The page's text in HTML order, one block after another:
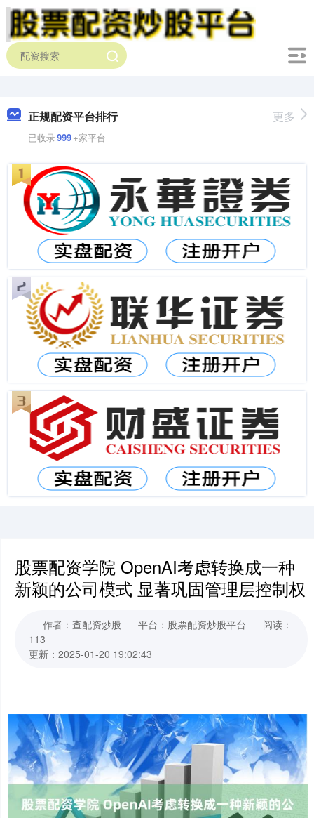
正规配资平台排行
已收录999+家平台
更多
股票配资学院 OpenAI考虑转换成一种
新颖的公司模式 显著巩固管理层控制权
作者：查配资炒股 平台：股票配资炒股平台
阅读：
113
更新：2025-01-20 19:02:43